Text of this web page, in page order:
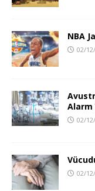
NBA
02/
Alarm
02/
02/